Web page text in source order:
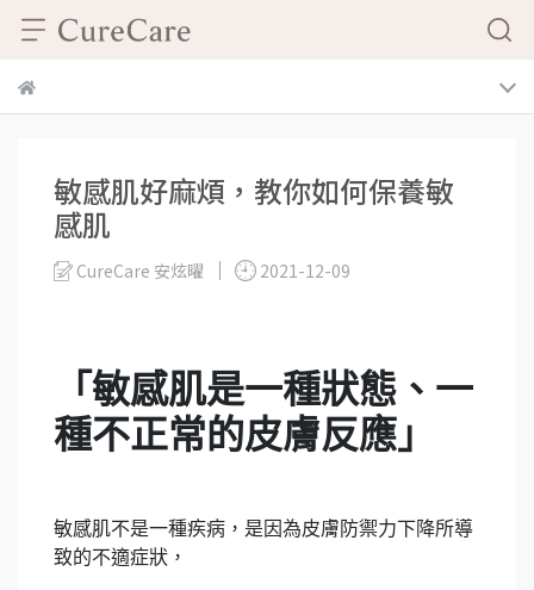
敏感肌好麻煩，教你如何保養敏
感肌
CureCare 安炫曜 2021-12-09
「敏感肌是一種狀態、一
種不正常的皮膚反應」
敏感肌不是一種疾病，是因為皮膚防禦力下降所導
致的不適症狀，